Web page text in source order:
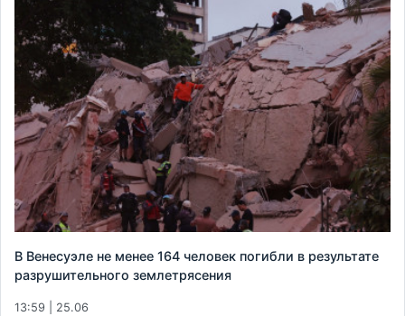
В Венесуэле не менее 164 человек погибли в результате
разрушительного землетрясения
13:59 | 25.06